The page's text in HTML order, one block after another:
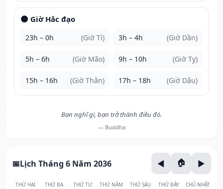
🌑 Giờ Hắc đạo
23h – 0h (Giờ Tí) 3h – 4h (Giờ Dần)
5h – 6h (Giờ Mão) 9h – 10h (Giờ Tỵ)
15h – 16h (Giờ Thân) 17h – 18h (Giờ Dậu)
Bạn nghĩ gì, bạn trở thành điều đó.
— Buddha
Lịch Tháng 6 Năm 2036
THỨ HAI THỨ BA THỨ TƯ THỨ NĂM THỨ SÁU THỨ BẢY CHỦ NHẬT